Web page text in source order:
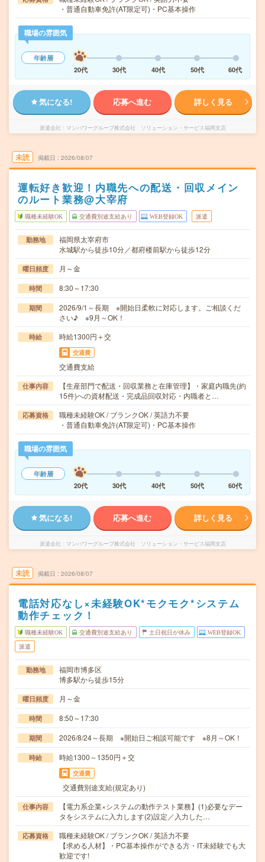
・普通自動車免許(AT限定可)・PC基本操作
職場の雰囲気
年齢層
20代
30代 40代 50代 60代
気になる! 応募へ進む 詳しく見る
派遣会社 マンパワーグループ株式会社 ソリューション・サービス福岡支店
未読 掲載日 2026/08/07
運転好き歓迎！内職先への配送・回収メイン
のルート業務@大宰府
職種未経験OK 交通費別途支給あり WEB登録OK 派遣
勤務地
福岡県太宰府市
水城駅から徒歩10分／都府楼前駅から徒歩12分
曜日頻度 月～金
時間 8:30～17:30
期間
2026/9/1～長期 ※開始日柔軟に対応します。ご相談くだ
さい♪ ※9月～OK！
時給 時給1300円＋交
交通費
交通費支給
仕事内容
【生産部門で配送・回収業務と在庫管理】・家庭内職先(約
15件)への資材配送・完成品回収対応・内職者と…
応募資格
職種未経験OK / ブランクOK / 英語力不要
・普通自動車免許(AT限定可)・PC基本操作
職場の雰囲気
年齢層
20代
30代 40代 50代 60代
気になる! 応募へ進む 詳しく見る
派遣会社 マンパワーグループ株式会社 ソリューション・サービス福岡支店
未読 掲載日 2026/08/07
電話対応なし×未経験OK*モクモク*システム
動作チェック！
職種未経験OK 交通費別途支給あり 土日祝日が休み WEB登録OK
派遣
勤務地
福岡市博多区
博多駅から徒歩15分
曜日頻度 月～金
時間 8:50～17:30
期間 2026/8/24～長期 ※開始日ご相談可能です ※8月～OK！
時給 時給1300～1350円＋交
交通費
交通費別途支給(規定あり)
仕事内容
【電力系企業×システムの動作テスト業務】(1)必要なデー
タをシステムに入力します(2)設定／入力した…
応募資格
職種未経験OK / ブランクOK / 英語力不要
【求める人材】・PC基本操作ができる方・IT未経験でも大
歓迎です!